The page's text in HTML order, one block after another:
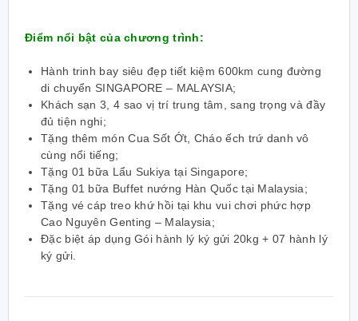
Điểm nổi bật của chương trình:
Hành trinh bay siêu đẹp tiết kiệm 600km cung đường
di chuyển SINGAPORE – MALAYSIA;
Khách sạn 3, 4 sao vị trí trung tâm, sang trọng và đầy
đủ tiện nghi;
Tặng thêm món Cua Sốt Ớt, Cháo ếch trứ danh vô
cùng nổi tiếng;
Tặng 01 bữa Lẩu Sukiya tại Singapore;
Tặng 01 bữa Buffet nướng Hàn Quốc tại Malaysia;
Tặng vé cáp treo khứ hồi tại khu vui chơi phức hợp
Cao Nguyên Genting – Malaysia;
Đặc biệt áp dụng Gói hành lý ký gửi 20kg + 07 hành lý
ký gửi.